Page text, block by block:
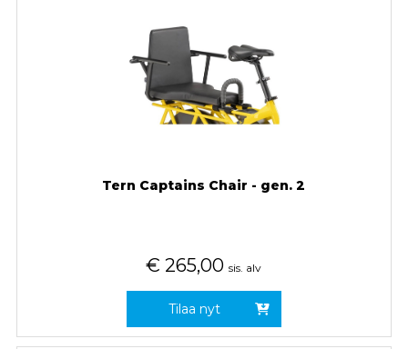
Tern Captains Chair - gen. 2
€ 265,00 sis. alv
Tilaa nyt